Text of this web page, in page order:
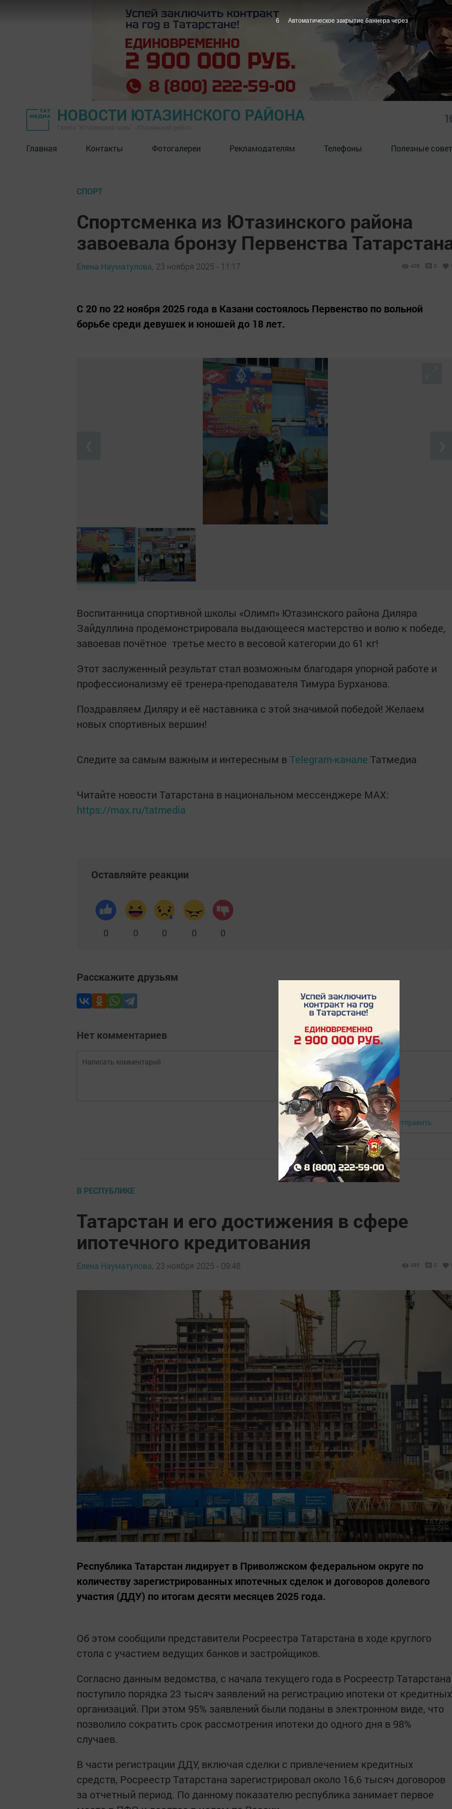
НОВОСТИ ЮТАЗИНСКОГО РАЙОНА
Главная Контакты Фотогалереи Рекламодателям Телефоны Полезные
СПОРТ
Спортсменка из Ютазинского района
завоевала бронзу Первенства
Елена Науматулова, 23 ноября 2025 - 11:17 409 0
С 20 по 22 ноября 2025 года в Казани состоялось Первенство по вольной
борьбе среди девушек и юношей до 18 лет.
Воспитанница спортивной школы «Олимп» Ютазинского района Диляра
Зайдуллина продемонстрировала выдающееся мастерство и волю к победе,
завоевав почётное третье место в весовой категории до 61 кг!
Этот заслуженный результат стал возможным благодаря упорной работе и
профессионализму её тренера-преподавателя Тимура Бурханова.
Поздравляем Диляру и её наставника с этой значимой победой! Желаем
новых спортивных вершин!
Следите за самым важным и интересным в Telegram-канале Татмедиа
Читайте новости Татарстана в национальном мессенджере MАХ:
https://max.ru/tatmedia
Оставляйте реакции
0 0 0 0 0
Расскажите друзьям
Нет комментариев
Авторизоваться Отправить
В РЕСПУБЛИКЕ
Татарстан и его достижения в сфере
ипотечного кредитования
Елена Науматулова, 23 ноября 2025 - 09:48 395 0
Республика Татарстан лидирует в Приволжском федеральном округе по
количеству зарегистрированных ипотечных сделок и договоров долевого
участия (ДДУ) по итогам десяти месяцев 2025 года.
Об этом сообщили представители Росреестра Татарстана в ходе круглого
стола с участием ведущих банков и застройщиков.
Согласно данным ведомства, с начала текущего года в Росреестр Татарстана
поступило порядка 23 тысяч заявлений на регистрацию ипотеки от кредитных
организаций. При этом 95% заявлений были поданы в электронном виде, что
позволило сократить срок рассмотрения ипотеки до одного дня в 98%
случаев.
В части регистрации ДДУ, включая сделки с привлечением кредитных
средств, Росреестр Татарстана зарегистрировал около 16,6 тысяч договоров
за отчетный период. По данному показателю республика занимает первое
5 Автоматическое закрытие баннера через